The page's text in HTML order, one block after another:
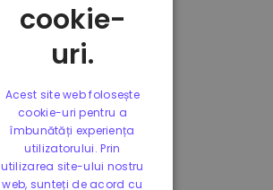
cookie-
uri.
Acest site web folosește
cookie-uri pentru a
îmbunătăți experiența
utilizatorului. Prin
utilizarea site-ului nostru
web, sunteți de acord cu